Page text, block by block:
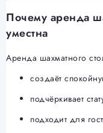
Почему аренда
уместна
Аренда шахматного
создаёт
подчёркивает
подходит для